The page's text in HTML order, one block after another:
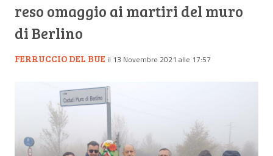
reso omaggio ai martiri del muro
di Berlino
FERRUCCIO DEL BUE il 13 Novembre 2021 alle 17:57